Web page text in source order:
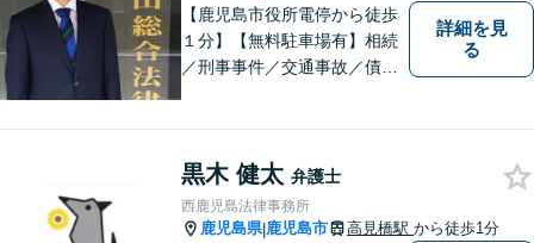
【鹿児島市役所電停から徒歩
１分】【無料駐車場有】相続
／刑事事件／交通事故／債務
寧な対応を心がけています。
お気軽にご相談ください。
詳細を見
る
黒木 健太 弁護士
西鹿児島法律事務所
鹿児島県|鹿児島市 高見橋駅 から徒歩1分